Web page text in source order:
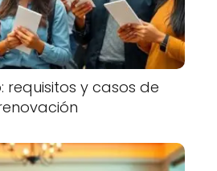
requisitos y casos de